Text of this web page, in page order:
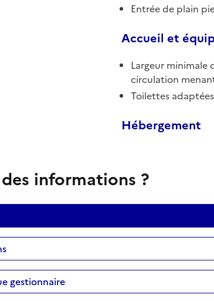
Entrée de plain
Accueil et
Largeur minimale
circulation
Toilettes adaptées
Hébergement
informations ?
gestionnaire